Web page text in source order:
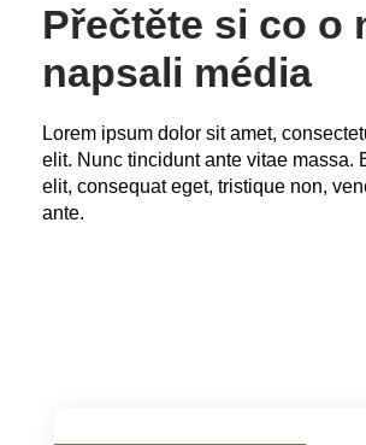
Přečtěte si co o
napsali média
Lorem ipsum dolor sit amet,
elit. Nunc tincidunt ante vitae massa.
elit, consequat eget, tristique non,
ante.